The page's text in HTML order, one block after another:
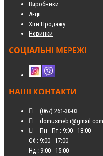
Виробники
Акції
Хіти Продажу
Новинки
СОЦІАЛЬНІ МЕРЕЖІ
НАШІ КОНТАКТИ
(067) 261-30-03
domusmebli@gmail.com
Пн - Пт : 9:00 - 18:00
Сб : 9:00 - 17:00
Нд : 9:00 - 15:00